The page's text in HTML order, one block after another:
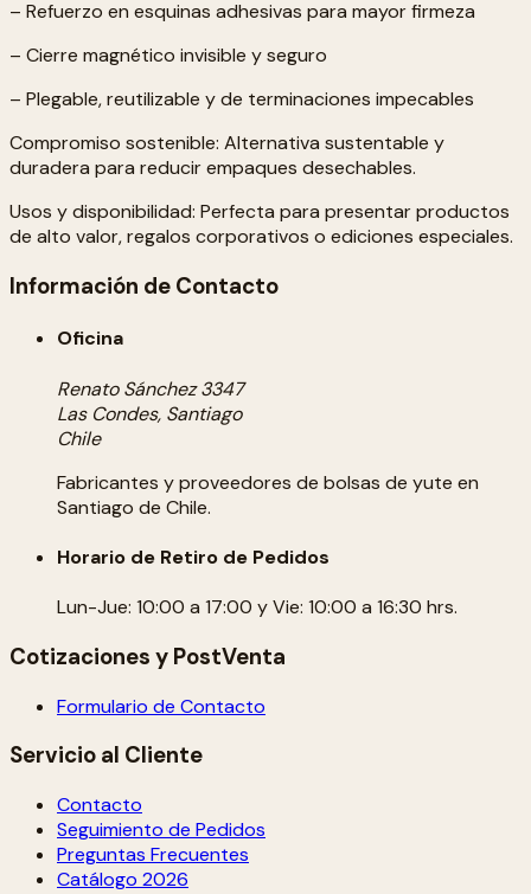
– Refuerzo en esquinas adhesivas para mayor firmeza
– Cierre magnético invisible y seguro
– Plegable, reutilizable y de terminaciones impecables
Compromiso sostenible: Alternativa sustentable y
duradera para reducir empaques desechables.
Usos y disponibilidad: Perfecta para presentar productos
de alto valor, regalos corporativos o ediciones especiales.
Información de Contacto
Oficina
Renato Sánchez 3347
Las Condes, Santiago
Chile
Fabricantes y proveedores de bolsas de yute en
Santiago de Chile.
Horario de Retiro de Pedidos
Lun-Jue: 10:00 a 17:00 y Vie: 10:00 a 16:30 hrs.
Cotizaciones y PostVenta
Formulario de Contacto
Servicio al Cliente
Contacto
Seguimiento de Pedidos
Preguntas Frecuentes
Catálogo 2026